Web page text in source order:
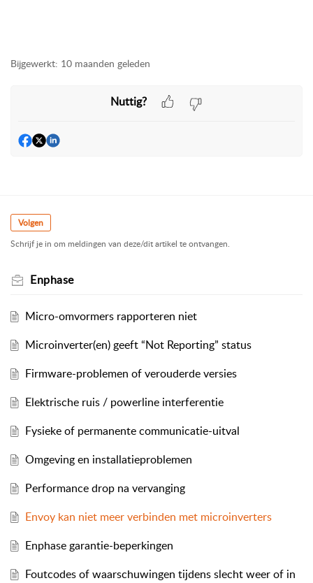
Bijgewerkt: 10 maanden geleden
Nuttig?
Volgen
Schrijf je in om meldingen van deze/dit artikel te ontvangen.
Enphase
Micro-omvormers rapporteren niet
Microinverter(en) geeft “Not Reporting” status
Firmware-problemen of verouderde versies
Elektrische ruis / powerline interferentie
Fysieke of permanente communicatie-uitval
Omgeving en installatieproblemen
Performance drop na vervanging
Envoy kan niet meer verbinden met microinverters
Enphase garantie-beperkingen
Foutcodes of waarschuwingen tijdens slecht weer of in